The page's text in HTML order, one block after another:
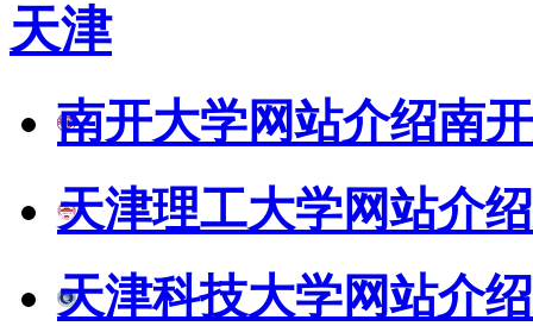
天津
南开大学网站介绍南
天津理工大学网站介绍
天津科技大学网站介绍